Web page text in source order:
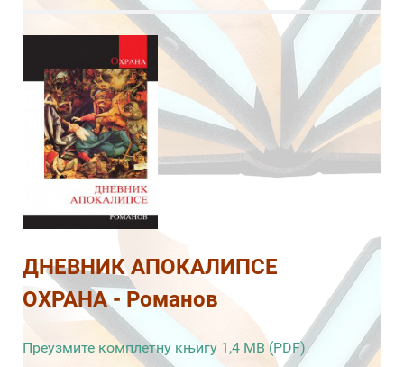
ДНЕВНИК АПОКАЛИПСЕ
ОХРАНА - Романов
Преузмите комплетну књигу 1,4 MB (PDF)